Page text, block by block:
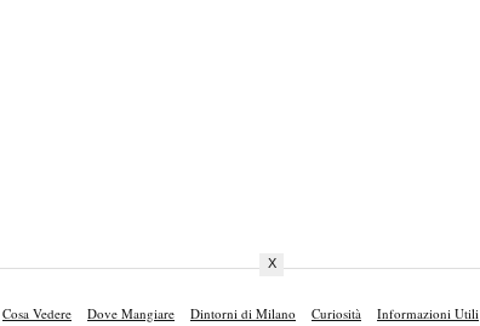
Cosa Vedere Dove Mangiare Dintorni di Milano Curiosità Informazioni Utili
X